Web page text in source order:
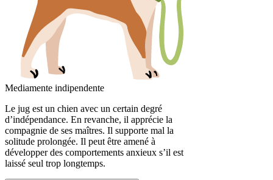
Mediamente indipendente
Le jug est un chien avec un certain degré
d’indépendance. En revanche, il apprécie la
compagnie de ses maîtres. Il supporte mal la
solitude prolongée. Il peut être amené à
développer des comportements anxieux s’il est
laissé seul trop longtemps.